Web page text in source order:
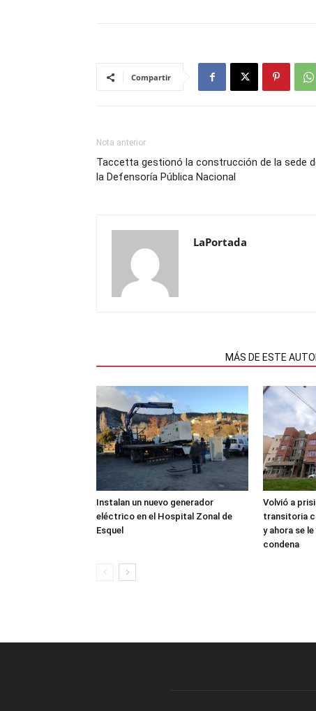
Compartir
Nota anterior
Taccetta gestionó la construcción de la sede
la Defensoría Pública Nacional
LaPortada
MÁS DE ESTE
Instalan un nuevo generador
eléctrico en el Hospital Zonal de
Esquel
Volvió a
transitoria
y ahora se
condena